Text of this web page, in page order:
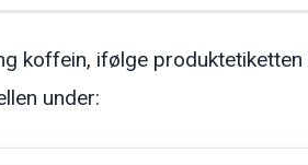
koffein, ifølge
under: